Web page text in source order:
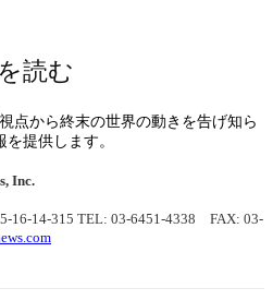
読む
点から終末の世界の動きを告げ知ら
提供します。
Inc.
16-14-315 TEL: 03-6451-4338 FAX: 03-